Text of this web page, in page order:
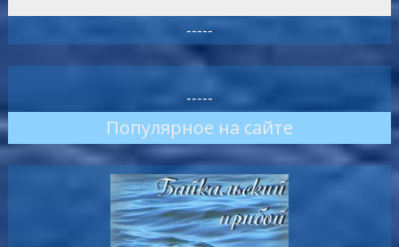
-----
-----
Популярное на сайте